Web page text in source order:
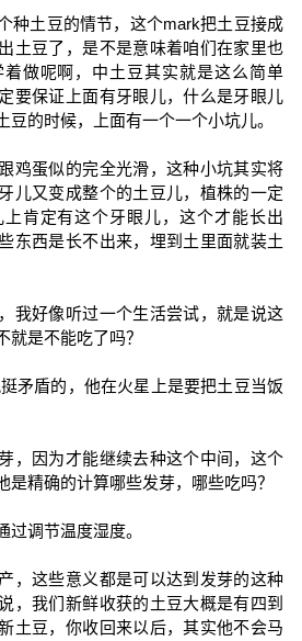
种土豆的情节，这个mark把土豆接成
土豆了，是不是意味着咱们在家里也
做呢啊，中土豆其实就是这么简单
要保证上面有牙眼儿，什么是牙眼儿
豆的时候，上面有一个一个小坑儿。
鸡蛋似的完全光滑，这种小坑其实将
儿又变成整个的土豆儿，植株的一定
肯定有这个牙眼儿，这个才能长出
东西是长不出来，埋到土里面就装土
我好像听过一个生活尝试，就是说这
就是不能吃了吗？
矛盾的，他在火星上是要把土豆当饭
，因为才能继续去种这个中间，这个
是精确的计算哪些发芽，哪些吃吗？
调节温度湿度。
，这些意义都是可以达到发芽的这种
，我们新鲜收获的土豆大概是有四到
土豆，你收回来以后，其实他不会马